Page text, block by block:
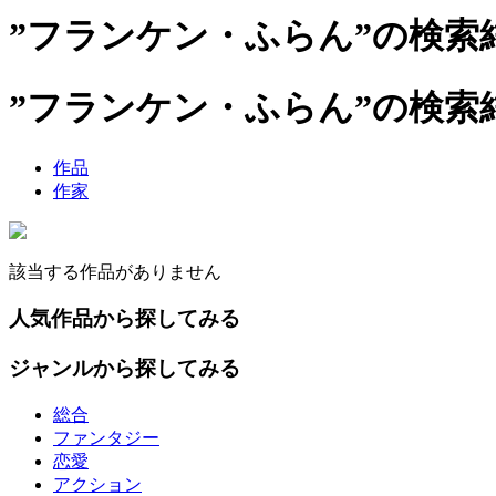
”フランケン・ふらん”の検索
”フランケン・ふらん”の検索
作品
作家
該当する作品がありません
人気作品から探してみる
ジャンルから探してみる
総合
ファンタジー
恋愛
アクション